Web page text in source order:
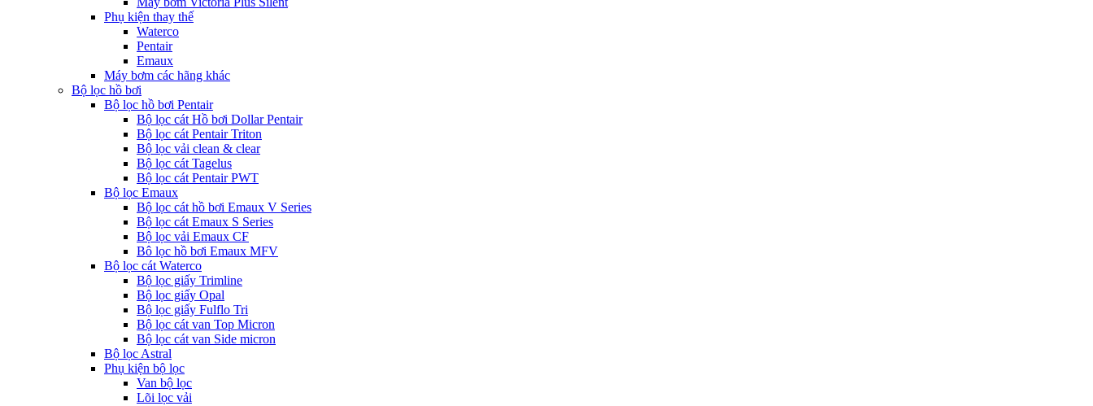
Phụ kiện thay thế
Waterco
Pentair
Emaux
Máy bơm các hãng khác
Bộ lọc hồ bơi
Bộ lọc hồ bơi Pentair
Bộ lọc cát Hồ bơi Dollar Pentair
Bộ lọc cát Pentair Triton
Bộ lọc vải clean & clear
Bộ lọc cát Tagelus
Bộ lọc cát Pentair PWT
Bộ lọc Emaux
Bộ lọc cát hồ bơi Emaux V Series
Bộ lọc cát Emaux S Series
Bộ lọc vải Emaux CF
Bô lọc hồ bơi Emaux MFV
Bộ lọc cát Waterco
Bộ lọc giấy Trimline
Bộ lọc giấy Opal
Bộ lọc giấy Fulflo Tri
Bộ lọc cát van Top Micron
Bộ lọc cát van Side micron
Bộ lọc Astral
Phụ kiện bộ lọc
Van bộ lọc
Lõi lọc vải